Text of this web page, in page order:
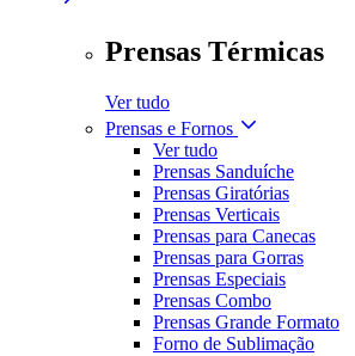
Prensas Térmicas
Ver tudo
Prensas e Fornos
Ver tudo
Prensas Sanduíche
Prensas Giratórias
Prensas Verticais
Prensas para Canecas
Prensas para Gorras
Prensas Especiais
Prensas Combo
Prensas Grande Formato
Forno de Sublimação